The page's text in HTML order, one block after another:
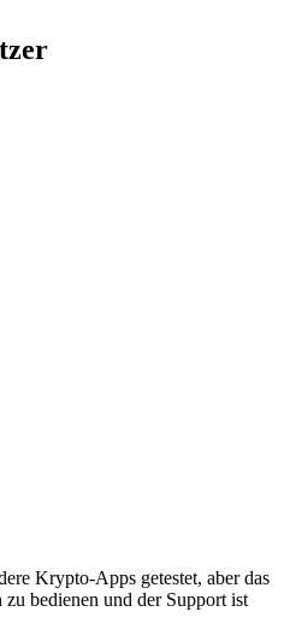
Krypto-Apps getestet, aber das
bedienen und der Support ist